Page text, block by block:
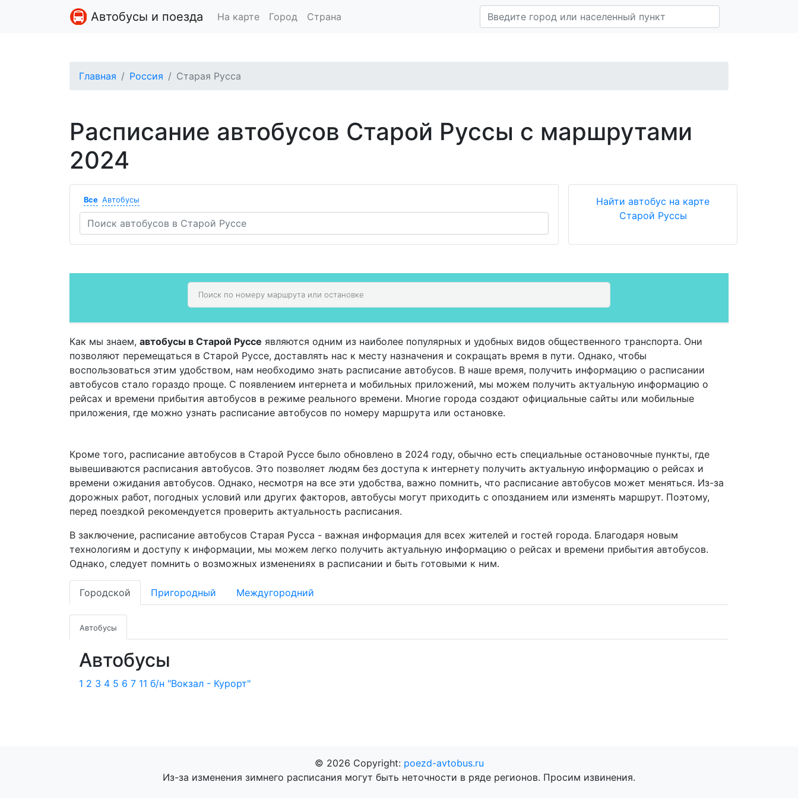
Автобусы и поезда На карте Город Страна
Главная Россия Старая Русса
Расписание автобусов Старой Руссы с маршрутами
2024
Все Автобусы
Найти автобус на карте
Старой Руссы
Как мы знаем, автобусы в Старой Руссе являются одним из наиболее популярных и удобных видов общественного транспорта. Они
позволяют перемещаться в Старой Руссе, доставлять нас к месту назначения и сокращать время в пути. Однако, чтобы
воспользоваться этим удобством, нам необходимо знать расписание автобусов. В наше время, получить информацию о расписании
автобусов стало гораздо проще. С появлением интернета и мобильных приложений, мы можем получить актуальную информацию о
рейсах и времени прибытия автобусов в режиме реального времени. Многие города создают официальные сайты или мобильные
приложения, где можно узнать расписание автобусов по номеру маршрута или остановке.
Кроме того, расписание автобусов в Старой Руссе было обновлено в 2024 году, обычно есть специальные остановочные пункты, где
вывешиваются расписания автобусов. Это позволяет людям без доступа к интернету получить актуальную информацию о рейсах и
времени ожидания автобусов. Однако, несмотря на все эти удобства, важно помнить, что расписание автобусов может меняться. Из-за
дорожных работ, погодных условий или других факторов, автобусы могут приходить с опозданием или изменять маршрут. Поэтому,
перед поездкой рекомендуется проверить актуальность расписания.
В заключение, расписание автобусов Старая Русса - важная информация для всех жителей и гостей города. Благодаря новым
технологиям и доступу к информации, мы можем легко получить актуальную информацию о рейсах и времени прибытия автобусов.
Однако, следует помнить о возможных изменениях в расписании и быть готовыми к ним.
Городской Пригородный Междугородний
Автобусы
Автобусы
1 2 3 4 5 6 7 11 б/н "Вокзал - Курорт"
© 2026 Copyright: poezd-avtobus.ru
Из-за изменения зимнего расписания могут быть неточности в ряде регионов. Просим извинения.